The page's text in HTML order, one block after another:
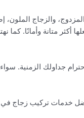
والزجاج
متانة وأمانًا. كما
جداولك الزمنية. سواء
خدمات تركيب زجاج في